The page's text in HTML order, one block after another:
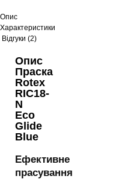
Опис
Характеристики
Відгуки (2)
Опис
Праска
Rotex
RIC18-
N
Eco
Glide
Blue
Ефективне
прасування